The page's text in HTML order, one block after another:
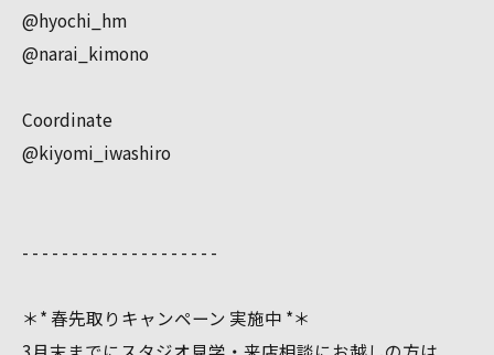
@hyochi_hm
@narai_kimono
Coordinate
@kiyomi_iwashiro
- - - - - - - - - - - - - - - - - - - -
＊* 春先取りキャンペーン 実施中 *＊